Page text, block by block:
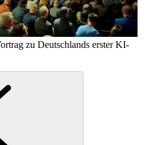
zu Deutschlands erster KI-